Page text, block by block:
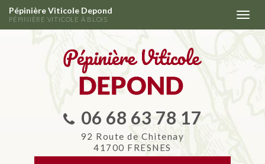
Aller
au
Pépinière Viticole Depond
PÉPINIÈRE VITICOLE À BLOIS
06 68 63 78 17
92 Route de Chitenay
41700 FRESNES